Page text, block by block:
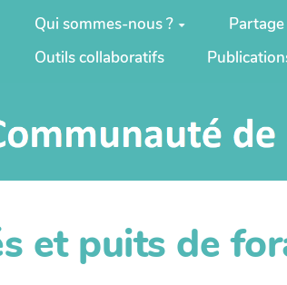
Qui sommes-nous ?
Outils collaboratifs
et puits de